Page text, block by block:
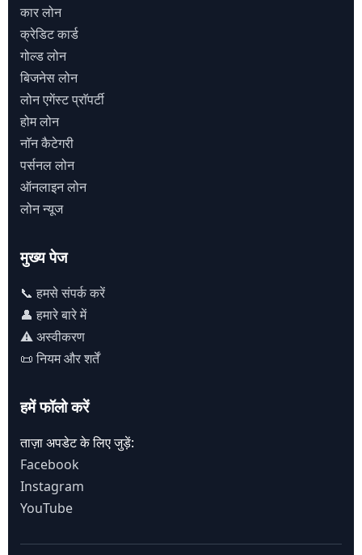
कार लोन
क्रेडिट कार्ड
गोल्ड लोन
बिजनेस लोन
लोन एगेंस्ट प्राॅपर्टी
होम लोन
नाॅन कैटेगरी
पर्सनल लोन
ऑनलाइन लोन
लोन न्यूज
मुख्य पेज
📞 हमसे संपर्क करें
👤 हमारे बारे में
⚠️ अस्वीकरण
📜 नियम और शर्तें
हमें फॉलो करें
ताज़ा अपडेट के लिए जुड़ें:
Facebook
Instagram
YouTube